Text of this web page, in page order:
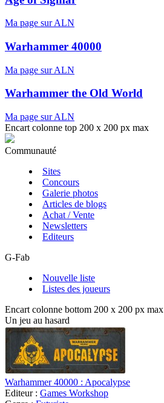
Ma page sur ALN
Warhammer 40000
Ma page sur ALN
Warhammer the Old World
Ma page sur ALN
Encart colonne top 200 x 200 px max
Communauté
Sites
Concours
Galerie photos
Articles de blogs
Achat / Vente
Newsletters
Editeurs
G-Fab
Nouvelle liste
Listes des joueurs
Encart colonne bottom 200 x 200 px max
Un jeu au hasard
Warhammer 40000 : Apocalypse
Editeur : Games Workshop